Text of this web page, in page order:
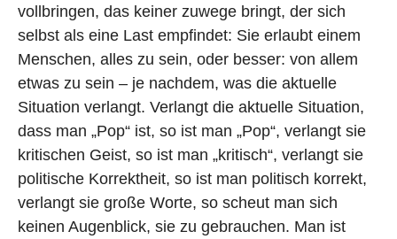
vollbringen, das keiner zuwege bringt, der sich
selbst als eine Last empfindet: Sie erlaubt einem
Menschen, alles zu sein, oder besser: von allem
etwas zu sein – je nachdem, was die aktuelle
Situation verlangt. Verlangt die aktuelle Situation,
dass man „Pop“ ist, so ist man „Pop“, verlangt sie
kritischen Geist, so ist man „kritisch“, verlangt sie
politische Korrektheit, so ist man politisch korrekt,
verlangt sie große Worte, so scheut man sich
keinen Augenblick, sie zu gebrauchen. Man ist